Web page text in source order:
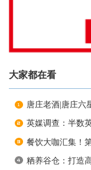
大家都在看
唐庄老酒|唐庄六
英媒调查：半数
餐饮大咖汇集！
粞养谷仓：打造